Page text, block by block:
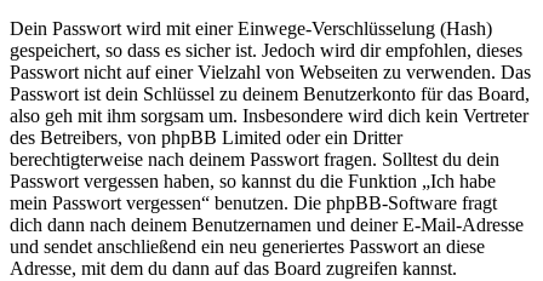
Dein Passwort wird mit einer Einwege-Verschlüsselung (Hash)
gespeichert, so dass es sicher ist. Jedoch wird dir empfohlen, dieses
Passwort nicht auf einer Vielzahl von Webseiten zu verwenden. Das
Passwort ist dein Schlüssel zu deinem Benutzerkonto für das Board,
also geh mit ihm sorgsam um. Insbesondere wird dich kein Vertreter
des Betreibers, von phpBB Limited oder ein Dritter
berechtigterweise nach deinem Passwort fragen. Solltest du dein
Passwort vergessen haben, so kannst du die Funktion „Ich habe
mein Passwort vergessen“ benutzen. Die phpBB-Software fragt
dich dann nach deinem Benutzernamen und deiner E-Mail-Adresse
und sendet anschließend ein neu generiertes Passwort an diese
Adresse, mit dem du dann auf das Board zugreifen kannst.